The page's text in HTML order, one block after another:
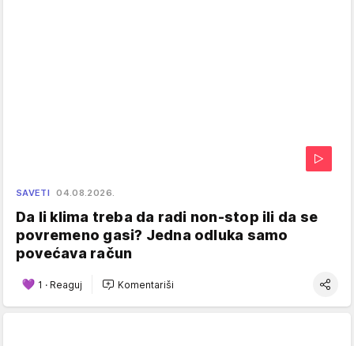
SAVETI 04.08.2026.
Da li klima treba da radi non-stop ili da se
povremeno gasi? Jedna odluka samo
povećava račun
1 · Reaguj Komentariši